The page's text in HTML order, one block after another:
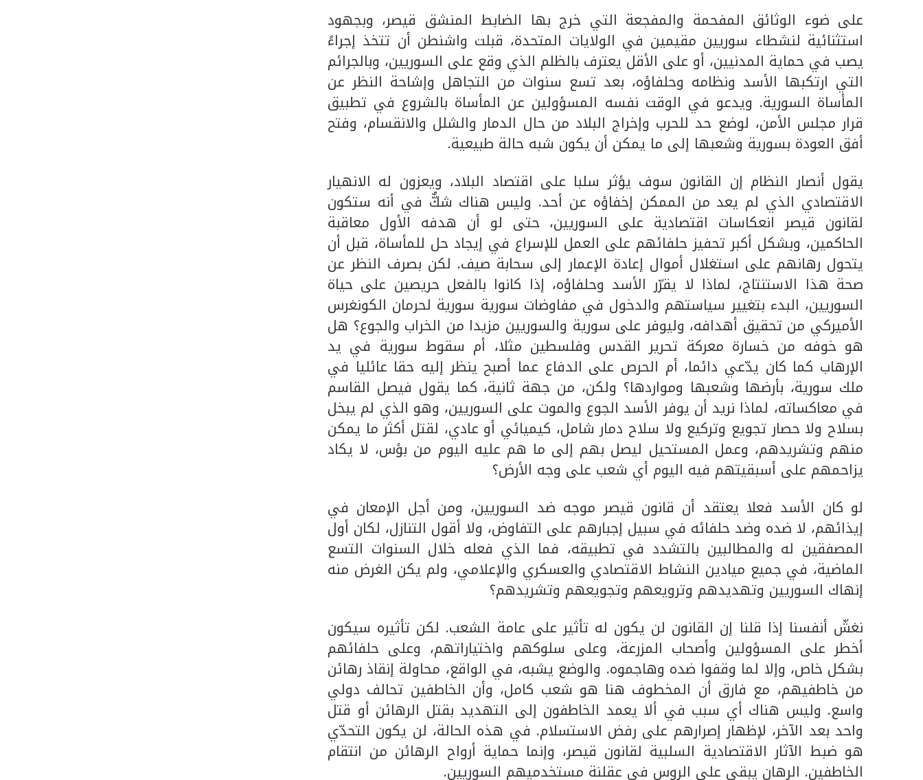
على ضوء الوثائق المفحمة والمفجعة التي خرج بها الضابط المنشق قيصر، وبجهود
استثنائية لنشطاء سوريين مقيمين في الولايات المتحدة، قبلت واشنطن أن تتخذ إجراءً
يصب في حماية المدنيين، أو على الأقل يعترف بالظلم الذي وقع على السوريين، وبالجرائم
التي ارتكبها الأسد ونظامه وحلفاؤه، بعد تسع سنوات من التجاهل وإشاحة النظر عن
المأساة السورية. ويدعو في الوقت نفسه المسؤولين عن المأساة بالشروع في تطبيق
قرار مجلس الأمن، لوضع حد للحرب وإخراج البلاد من حال الدمار والشلل والانقسام، وفتح
أفق العودة بسورية وشعبها إلى ما يمكن أن يكون شبه حالة طبيعية.
يقول أنصار النظام إن القانون سوف يؤثر سلبا على اقتصاد البلاد، ويعزون له الانهيار
الاقتصادي الذي لم يعد من الممكن إخفاؤه عن أحد. وليس هناك شكٌّ في أنه ستكون
لقانون قيصر انعكاسات اقتصادية على السوريين، حتى لو أن هدفه الأول معاقبة
الحاكمين، وبشكل أكبر تحفيز حلفائهم على العمل للإسراع في إيجاد حل للمأساة، قبل أن
يتحول رهانهم على استغلال أموال إعادة الإعمار إلى سحابة صيف. لكن بصرف النظر عن
صحة هذا الاستنتاج، لماذا لا يقرّر الأسد وحلفاؤه، إذا كانوا بالفعل حريصين على حياة
السوريين، البدء بتغيير سياستهم والدخول في مفاوضات سورية سورية لحرمان الكونغرس
الأميركي من تحقيق أهدافه، وليوفر على سورية والسوريين مزيدا من الخراب والجوع؟ هل
هو خوفه من خسارة معركة تحرير القدس وفلسطين مثلا، أم سقوط سورية في يد
الإرهاب كما كان يدّعي دائما، أم الحرص على الدفاع عما أصبح ينظر إليه حقا عائليا في
ملك سورية، بأرضها وشعبها ومواردها؟ ولكن، من جهة ثانية، كما يقول فيصل القاسم
في معاكساته، لماذا نريد أن يوفر الأسد الجوع والموت على السوريين، وهو الذي لم يبخل
بسلاح ولا حصار تجويع وتركيع ولا سلاح دمار شامل، كيميائي أو عادي، لقتل أكثر ما يمكن
منهم وتشريدهم، وعمل المستحيل ليصل بهم إلى ما هم عليه اليوم من بؤس، لا يكاد
يزاحمهم على أسبقيتهم فيه اليوم أي شعب على وجه الأرض؟
لو كان الأسد فعلا يعتقد أن قانون قيصر موجه ضد السوريين، ومن أجل الإمعان في
إيذائهم، لا ضده وضد حلفائه في سبيل إجبارهم على التفاوض، ولا أقول التنازل، لكان أول
المصفقين له والمطالبين بالتشدد في تطبيقه، فما الذي فعله خلال السنوات التسع
الماضية، في جميع ميادين النشاط الاقتصادي والعسكري والإعلامي، ولم يكن الغرض منه
إنهاك السوريين وتهديدهم وترويعهم وتجويعهم وتشريدهم؟
نغشّ أنفسنا إذا قلنا إن القانون لن يكون له تأثير على عامة الشعب. لكن تأثيره سيكون
أخطر على المسؤولين وأصحاب المزرعة، وعلى سلوكهم واختياراتهم، وعلى حلفائهم
بشكل خاص، وإلا لما وقفوا ضده وهاجموه. والوضع يشبه، في الواقع، محاولة إنقاذ رهائن
من خاطفيهم، مع فارق أن المخطوف هنا هو شعب كامل، وأن الخاطفين تحالف دولي
واسع. وليس هناك أي سبب في ألا يعمد الخاطفون إلى التهديد بقتل الرهائن أو قتل
واحد بعد الآخر، لإظهار إصرارهم على رفض الاستسلام. في هذه الحالة، لن يكون التحدّي
هو ضبط الآثار الاقتصادية السلبية لقانون قيصر، وإنما حماية أرواح الرهائن من انتقام
الخاطفين. الرهان يبقى على الروس في عقلنة مستخدميهم السوريين.